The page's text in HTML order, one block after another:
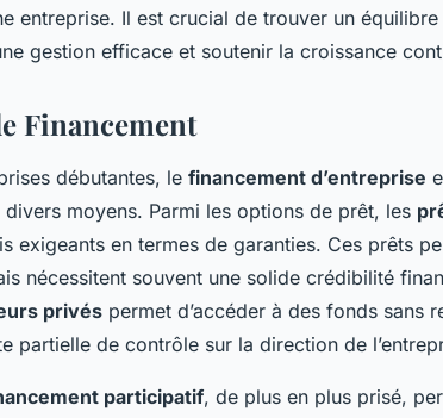
entreprise. Il est crucial de trouver un
gestion efficace et soutenir la croissance
Financement
débutantes, le financement d’entreprise
divers moyens. Parmi les options de prêt, les
exigeants en termes de garanties. Ces prêts
nécessitent souvent une solide crédibilité
privés permet d’accéder à des fonds sans
partielle de contrôle sur la direction de
participatif, de plus en plus prisé,